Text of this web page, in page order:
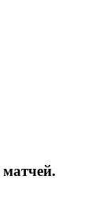
матчей.